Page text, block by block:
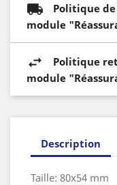
Politique
module
Politique
module
Description
Taille: 80x54 mm